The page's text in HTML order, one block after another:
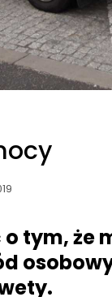
tym, że